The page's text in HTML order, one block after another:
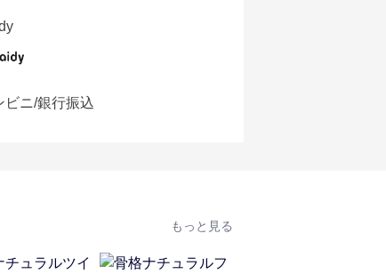
ビニ/銀行振込
もっと見る